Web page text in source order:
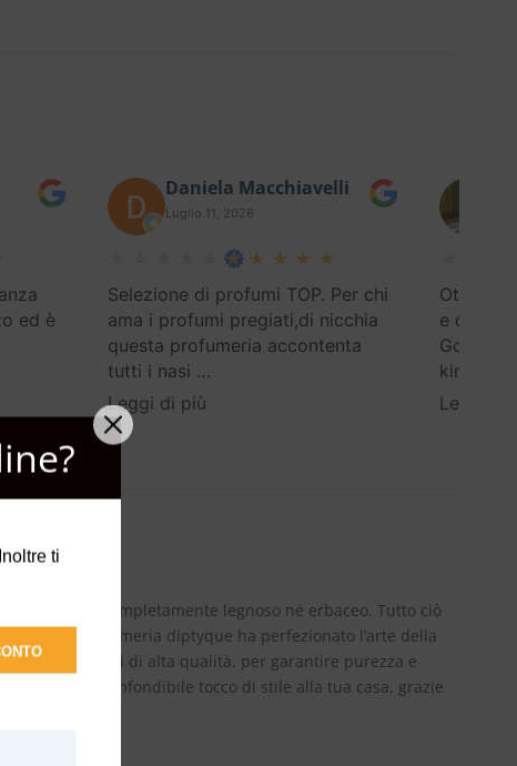
ed è
Daniela Macchiavelli
Luglio 11, 2026
Selezione di profumi TOP. Per chi
ama i profumi pregiati,di nicchia
questa profumeria accontenta
tutti i nasi …
Leggi di più
Ottimo
e
Google)
kind
Leggi di
essere mai completamente legnoso né erbaceo. Tutto ciò
anni, la profumeria diptyque ha perfezionato l’arte della
vegetali di alta qualità, per garantire purezza e
dona un inconfondibile tocco di stile alla tua casa, grazie
ti